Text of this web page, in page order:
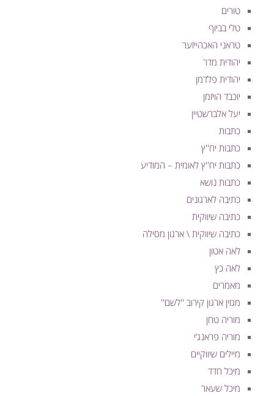
טורים
טלי בביוף
טראני האכהייזער
יהודית מדר
יהודית פלדמן
יוכבד הויזמן
יעל אלברשטיין
כתבות
כתבות יח''ץ
כתבות יח''ץ לאומית – המודיע
כתבות נושא
כתיבה לארגונים
כתיבה שיווקית
כתיבה שיווקית \ ארגון מסילה
לאה אטון
לאה כץ
מאמרים
מגזין ארגון קירוב ''לשם''
מוריה טחן
מוריה פראנג’י
מיילים שיווקיים
מיכל חדד
מיכל שעאר